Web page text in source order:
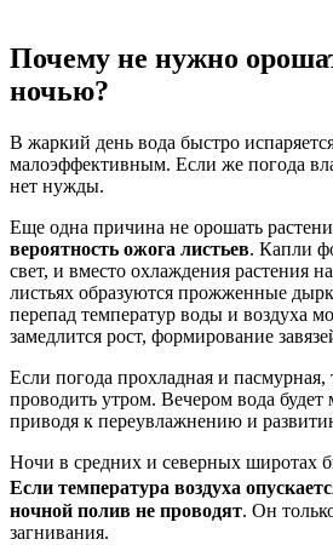
Почему не нужно
ночью?
В жаркий день вода быстро
малоэффективным. Если же погода
нет нужды.
Еще одна причина не орошать
вероятность ожога листьев. Капли
свет, и вместо охлаждения растения
листьях образуются прожженные
перепад температур воды и воздуха
замедлится рост, формирование
Если погода прохладная и
проводить утром. Вечером вода будет
приводя к переувлажнению и
Ночи в средних и северных широтах
Если температура воздуха
ночной полив не проводят. Он
загнивания.